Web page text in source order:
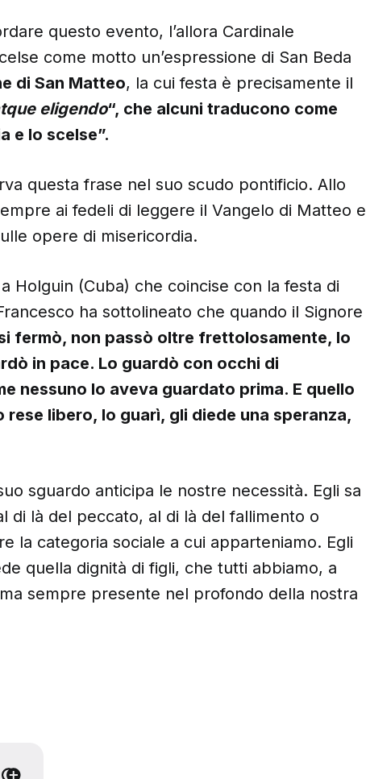
questo evento, l’allora Cardinale
come motto un’espressione di San Beda
di San Matteo, la cui festa è precisamente il
eligendo“, che alcuni traducono come
e lo scelse”.
questa frase nel suo scudo pontificio. Allo
ai fedeli di leggere il Vangelo di Matteo e
opere di misericordia.
Holguin (Cuba) che coincise con la festa di
ha sottolineato che quando il Signore
fermò, non passò oltre frettolosamente, lo
in pace. Lo guardò con occhi di
nessuno lo aveva guardato prima. E quello
libero, lo guarì, gli diede una speranza,
sguardo anticipa le nostre necessità. Egli sa
di là del peccato, al di là del fallimento o
la categoria sociale a cui apparteniamo. Egli
quella dignità di figli, che tutti abbiamo, a
sempre presente nel profondo della nostra